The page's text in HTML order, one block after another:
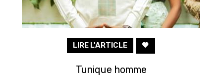
LIRE L'ARTICLE
Tunique homme